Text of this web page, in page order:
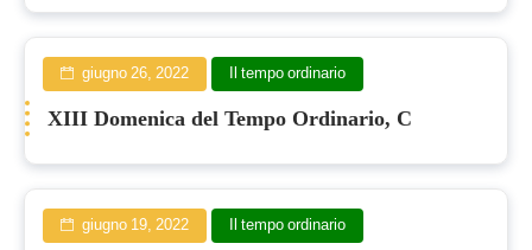
giugno 26, 2022 Il tempo ordinario
XIII Domenica del Tempo Ordinario, C
giugno 19, 2022 Il tempo ordinario